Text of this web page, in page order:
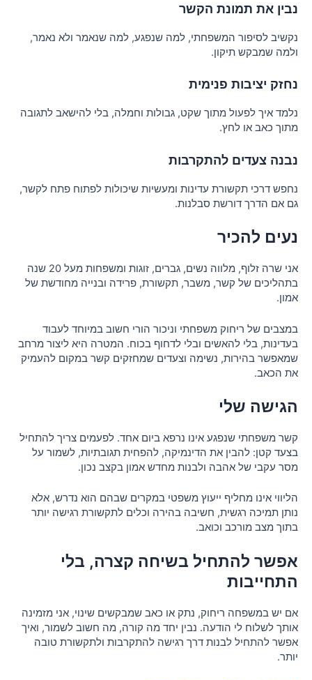
נבין את תמונת הקשר
נקשיב לסיפור המשפחתי, למה שנפגע, למה שנאמר ולא נאמר,
ולמה שמבקש תיקון.
נחזק יציבות פנימית
נלמד איך לפעול מתוך שקט, גבולות וחמלה, בלי להישאב לתגובה
מתוך כאב או לחץ.
נבנה צעדים להתקרבות
נחפש דרכי תקשורת עדינות ומעשיות שיכולות לפתוח פתח לקשר,
גם אם הדרך דורשת סבלנות.
נעים להכיר
אני שרה זלוף, מלווה נשים, גברים, זוגות ומשפחות מעל 20 שנה
בתהליכים של קשר, משבר, תקשורת, פרידה ובנייה מחודשת של
אמון.
במצבים של ריחוק משפחתי וניכור הורי חשוב במיוחד לעבוד
בעדינות, בלי להאשים ובלי לדחוף בכוח. המטרה היא ליצור מרחב
שמאפשר בהירות, נשימה וצעדים שמחזקים קשר במקום להעמיק
את הכאב.
הגישה שלי
קשר משפחתי שנפגע אינו נרפא ביום אחד. לפעמים צריך להתחיל
בצעד קטן: להבין את הדינמיקה, להפחית תגובתיות, לשמור על
מסר עקבי של אהבה ולבנות מחדש אמון בקצב נכון.
הליווי אינו מחליף ייעוץ משפטי במקרים שבהם הוא נדרש, אלא
נותן תמיכה רגשית, חשיבה בהירה וכלים לתקשורת רגישה יותר
בתוך מצב מורכב וכואב.
אפשר להתחיל בשיחה קצרה, בלי
התחייבות
אם יש במשפחה ריחוק, נתק או כאב שמבקשים שינוי, אני מזמינה
אותך לשלוח לי הודעה. נבין יחד מה קורה, מה חשוב לשמור, ואיך
אפשר להתחיל לבנות דרך רגישה להתקרבות ולתקשורת טובה
יותר.